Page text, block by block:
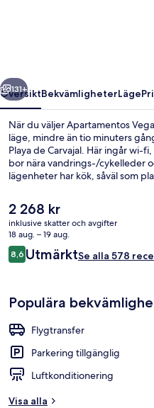
Nästa
131+
ÖversiktBekvämligheterLäge
När du väljer Apartamentos
läge, mindre än tio minuters
Playa de Carvajal. Här ingår wi-
bor nära vandrings-/cykelleder
lägenheter har kök, såväl som
Det
nuvarande
priset
är
2 268 kr
2 268 kr
inklusive skatter och avgifter
18 aug. – 19 aug.
Recensioner
8,68,6 av 10,
UtmärktSe alla 578
Populära
Flygtransfer
Parkering tillgänglig
Luftkonditionering
Visa alla